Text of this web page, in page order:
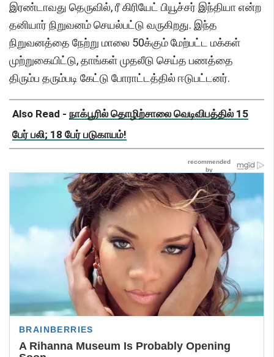
இரண்டாவது தெருவில், ரீ கிரியேட் பியூச்சர் இந்தியா என்ற
தனியார் நிறுவனம் செயல்பட்டு வருகிறது. இந்த
நிறுவனத்தை நேற்று மாலை 50க்கும் மேற்பட்ட மக்கள்
முற்றுகையிட்டு, தாங்கள் முதலீடு செய்த பணத்தை
திரும்ப தரும்படி கேட்டு போராட்டத்தில் ஈடுபட்டனர்.
Also Read - நாக்பூரில் தொழிற்சாலை வெடிவிபத்தில் 15
பேர் பலி; 18 பேர் படுகாயம்!